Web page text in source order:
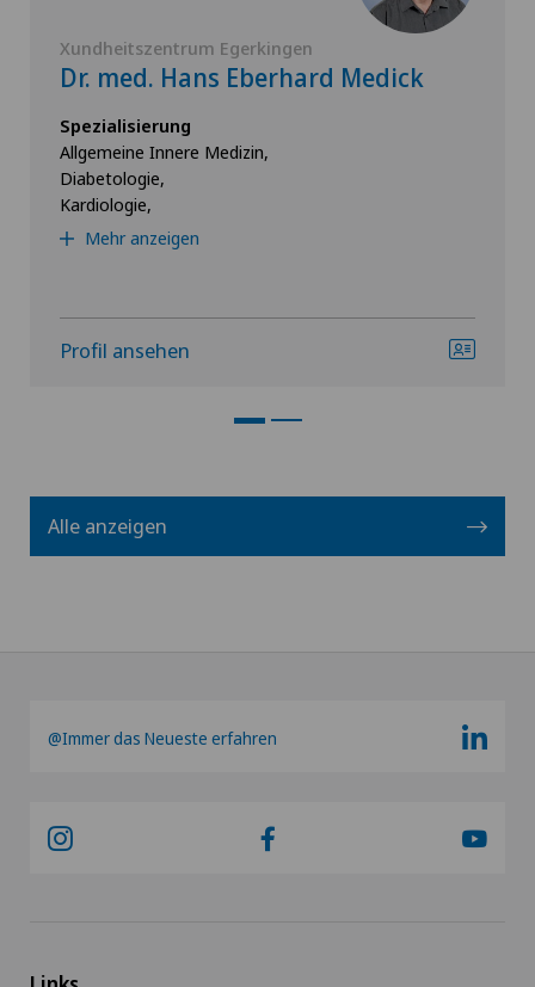
Xundheitszentrum Egerkingen
Dr. med. Hans Eberhard Medick
Spezialisierung
Allgemeine Innere Medizin,
Diabetologie,
Kardiologie,
Mehr anzeigen
Profil ansehen
Alle anzeigen
@Immer das Neueste erfahren